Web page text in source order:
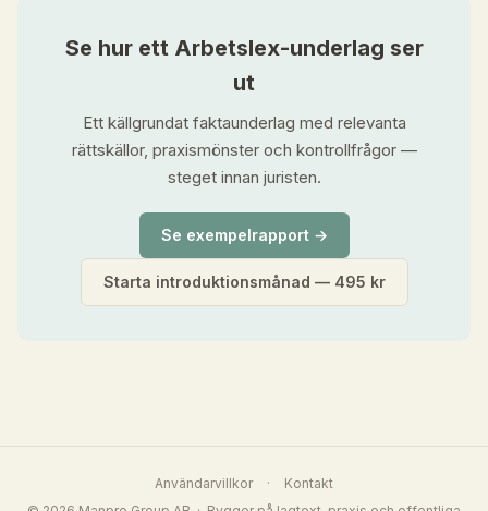
Se hur ett Arbetslex-underlag ser
ut
Ett källgrundat faktaunderlag med relevanta
rättskällor, praxismönster och kontrollfrågor —
steget innan juristen.
Se exempelrapport →
Starta introduktionsmånad — 495 kr
Användarvillkor ·
Kontakt